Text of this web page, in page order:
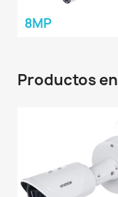
8MP
Productos